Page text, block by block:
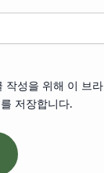
작성을 위해 이 브
저장합니다.